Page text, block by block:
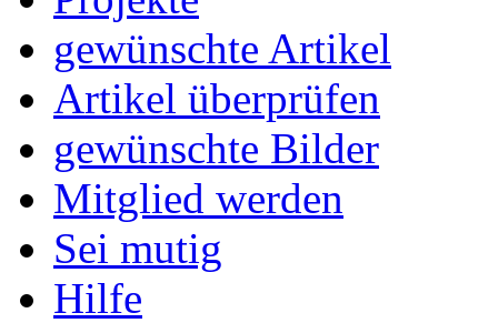
gewünschte Artikel
Artikel überprüfen
gewünschte Bilder
Mitglied werden
Sei mutig
Hilfe